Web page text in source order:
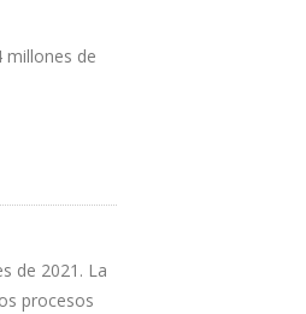
millones de
de 2021. La
procesos